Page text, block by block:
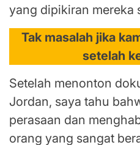
yang dipikiran mereka
Tak masalah jika
setelah
Setelah menonton
Jordan, saya tahu
perasaan dan
orang yang sangat